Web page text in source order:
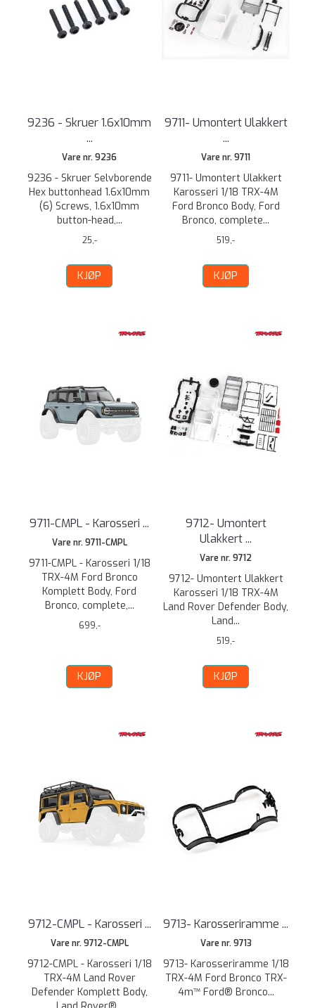
9236 - Skruer 1.6x10mm
...
Vare nr. 9236
9236 - Skruer Selvborende
Hex buttonhead 1.6x10mm
(6) Screws, 1.6x10mm
button-head,...
25,-
KJØP
9711- Umontert Ulakkert
...
Vare nr. 9711
9711- Umontert Ulakkert
Karosseri 1/18 TRX-4M
Ford Bronco Body, Ford
Bronco, complete...
519,-
KJØP
9711-CMPL - Karosseri ...
Vare nr. 9711-CMPL
9711-CMPL - Karosseri 1/18
TRX-4M Ford Bronco
Komplett Body, Ford
Bronco, complete,...
699,-
KJØP
9712- Umontert
Ulakkert ...
Vare nr. 9712
9712- Umontert Ulakkert
Karosseri 1/18 TRX-4M
Land Rover Defender Body,
Land...
519,-
KJØP
9712-CMPL - Karosseri ...
Vare nr. 9712-CMPL
9712-CMPL - Karosseri 1/18
TRX-4M Land Rover
Defender Komplett Body,
9713- Karosseriramme ...
Vare nr. 9713
9713- Karosseriramme 1/18
TRX-4M Ford Bronco TRX-
4m™ Ford® Bronco...